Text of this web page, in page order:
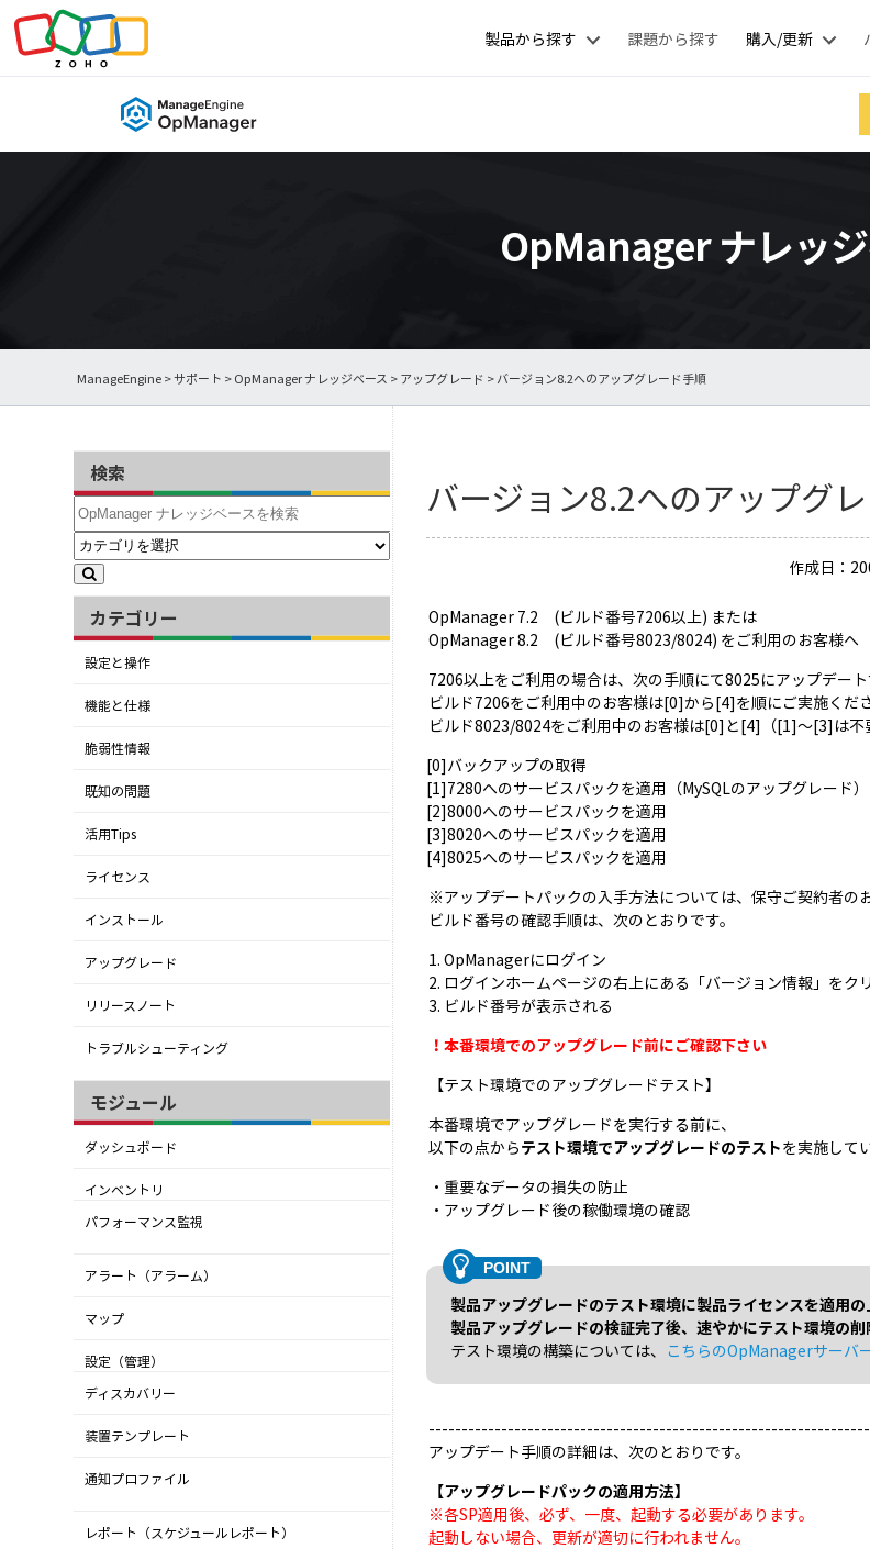
製品から探す 課題から探す 購入/更新
OpManager ナレッ
ManageEngine>サポート >OpManager ナレッジベース >アップグレード > バージョン8.2へのアップグレード手順
検索
カテゴリー
設定と操作
機能と仕様
脆弱性情報
既知の問題
活用Tips
ライセンス
インストール
アップグレード
リリースノート
トラブルシューティング
モジュール
ダッシュボード
インベントリ
パフォーマンス監視
アラート（アラーム）
マップ
設定（管理）
ディスカバリー
装置テンプレート
通知プロファイル
レポート（スケジュールレポート）
バージョン8.2へのアップグ
作成日：
OpManager 7.2 (ビルド番号7206以上) または
OpManager 8.2 (ビルド番号8023/8024) をご利用のお客様へ
7206以上をご利用の場合は、次の手順にて8025にアップデート
ビルド7206をご利用中のお客様は[0]から[4]を順にご実施くださ
ビルド8023/8024をご利用中のお客様は[0]と[4]（[1]～[3]は不
[0]バックアップの取得
[1]7280へのサービスパックを適用（MySQLのアップグレード）
[2]8000へのサービスパックを適用
[3]8020へのサービスパックを適用
[4]8025へのサービスパックを適用
※アップデートパックの入手方法については、保守ご契約者の
ビルド番号の確認手順は、次のとおりです。
1. OpManagerにログイン
2. ログインホームページの右上にある「バージョン情報」をク
3. ビルド番号が表示される
！本番環境でのアップグレード前にご確認下さい
【テスト環境でのアップグレードテスト】
本番環境でアップグレードを実行する前に、
以下の点からテスト環境でアップグレードのテストを実施して
・重要なデータの損失の防止
・アップグレード後の稼働環境の確認
製品アップグレードのテスト環境に製品ライセンスを適用
製品アップグレードの検証完了後、速やかにテスト環境の削
テスト環境の構築については、 こちらのOpManagerサーバ
アップデート手順の詳細は、次のとおりです。
【アップグレードパックの適用方法】
※各SP適用後、必ず、一度、起動する必要があります。
起動しない場合、更新が適切に行われません。